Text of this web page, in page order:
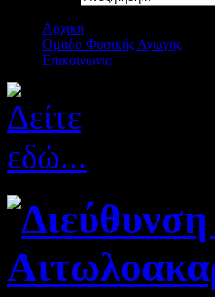
Αρχική
Ομάδα Φυσικής Αγωγής
Επικοινωνία